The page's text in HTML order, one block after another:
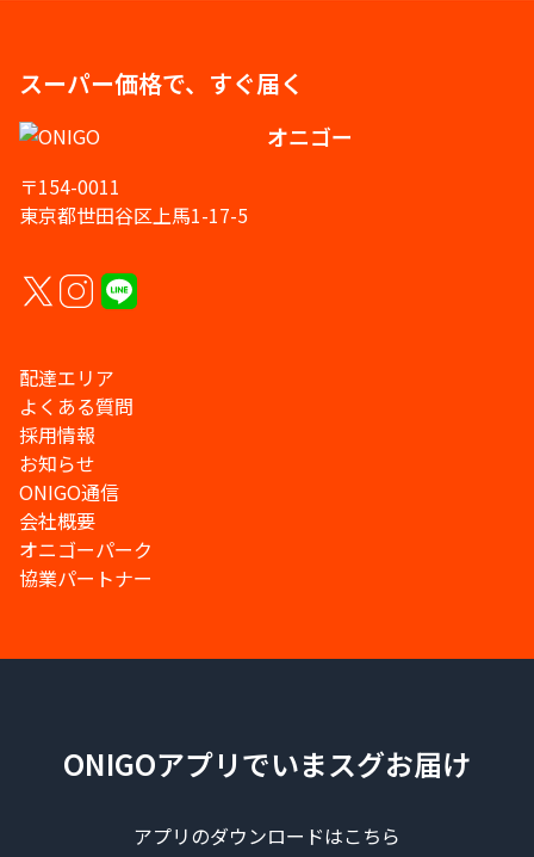
スーパー価格で、すぐ届く
オニゴー
〒154-0011
東京都世田谷区上馬1-17-5
配達エリア
よくある質問
採用情報
お知らせ
ONIGO通信
会社概要
オニゴーパーク
協業パートナー
ONIGOアプリでいまスグお届け
アプリのダウンロードはこちら